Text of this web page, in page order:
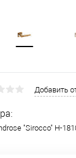
Добавить
"Sirocco" H-